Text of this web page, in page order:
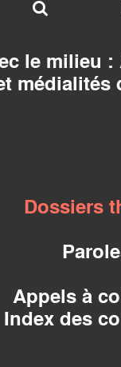
le milieu
médialités
Dossiers
Appels à
Index des